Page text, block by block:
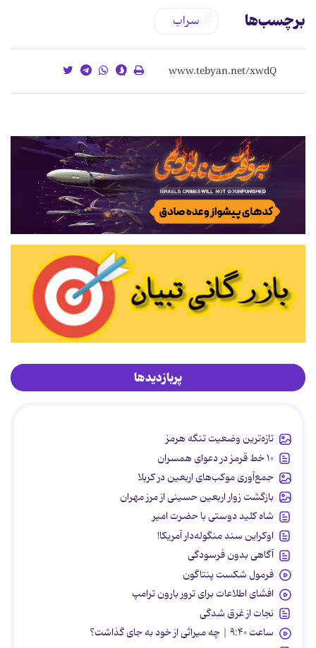
برچسب‌ها سراب
پربازدیدها
تازه‌ترین وضعیت تنگه هرمز
۱۰ خط قرمز در دعوای همسران
جمع‌آوری موکب‌های اربعین در کربلا
بازگشت زوار اربعین حسینی از مرز مهران
شاه کلید دوستی با حضرت امیر
اوکراین سند منگوله‌دار آمریکا!
آگاهی بدون فرسودگی
فرمول شکست پنتاگون
افشای اطلاعات برای ترور بارون ترامپ
نجات از غرق شدگی
ساعت ۹:۴۰ | چه میراثی از خود به جای گذاشت؟